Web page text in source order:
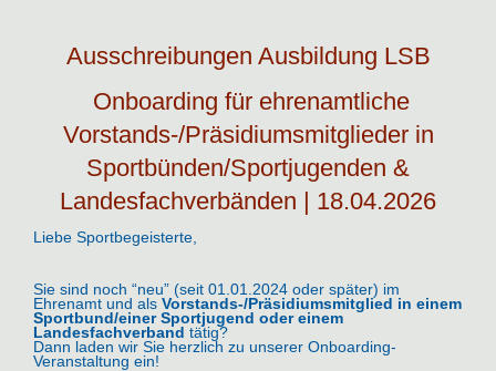
Ausschreibungen Ausbildung LSB
Onboarding für ehrenamtliche
Vorstands-/Präsidiumsmitglieder in
Sportbünden/Sportjugenden &
Landesfachverbänden | 18.04.2026
Liebe Sportbegeisterte,
Sie sind noch “neu” (seit 01.01.2024 oder später) im
Ehrenamt und als Vorstands-/Präsidiumsmitglied in einem
Sportbund/einer Sportjugend oder einem
Landesfachverband tätig?
Dann laden wir Sie herzlich zu unserer Onboarding-
Veranstaltung ein!